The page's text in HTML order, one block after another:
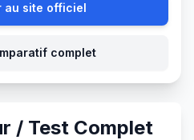
au site officiel
complet
/ Test Complet